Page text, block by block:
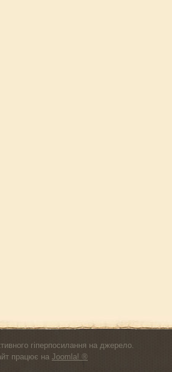
гіперпосилання на джерело.
працює на Joomla! ®